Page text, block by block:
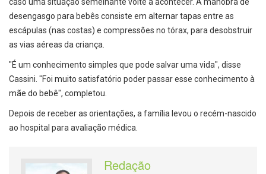
desengasgo para bebês consiste em alternar tapas entre as
escápulas (nas costas) e compressões no tórax, para desobstruir
as vias aéreas da criança.
"É um conhecimento simples que pode salvar uma vida", disse
Cassini. "Foi muito satisfatório poder passar esse conhecimento à
mãe do bebê", completou.
Depois de receber as orientações, a família levou o recém-nascido
ao hospital para avaliação médica.
Redação